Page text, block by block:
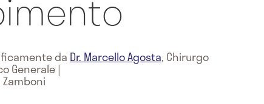
da Dr. Marcello Agosta, Chirurgo
Generale|